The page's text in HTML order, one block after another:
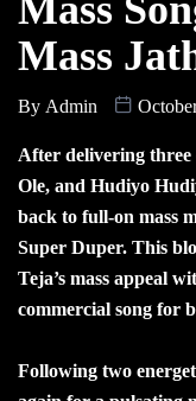
Mass
By Admin
After delivering
Ole, and Hudiyo
back to full-on mass
Super Duper. This
Teja’s mass appeal
commercial song for
Following two